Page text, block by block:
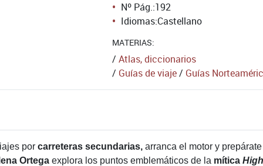
Nº Pág.:192
Idiomas:Castellano
MATERIAS:
/ Atlas, diccionarios
/ Guías de viaje/ Guías
por carreteras secundarias, arranca el motor y
Ortega explora los puntos emblemáticos de la mítica